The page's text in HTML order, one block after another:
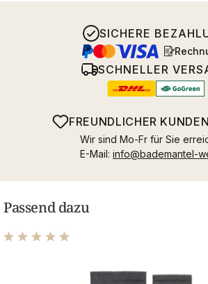
SICHERE
SCHNELLER
FREUNDLICHER
Wir sind Mo-Fr für Sie
E-Mail: info@bademantel-
Passend dazu